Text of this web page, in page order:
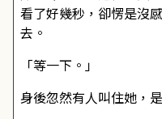
看了好幾秒，卻愣是沒
去。
「等一下。」
身後忽然有人叫住她，